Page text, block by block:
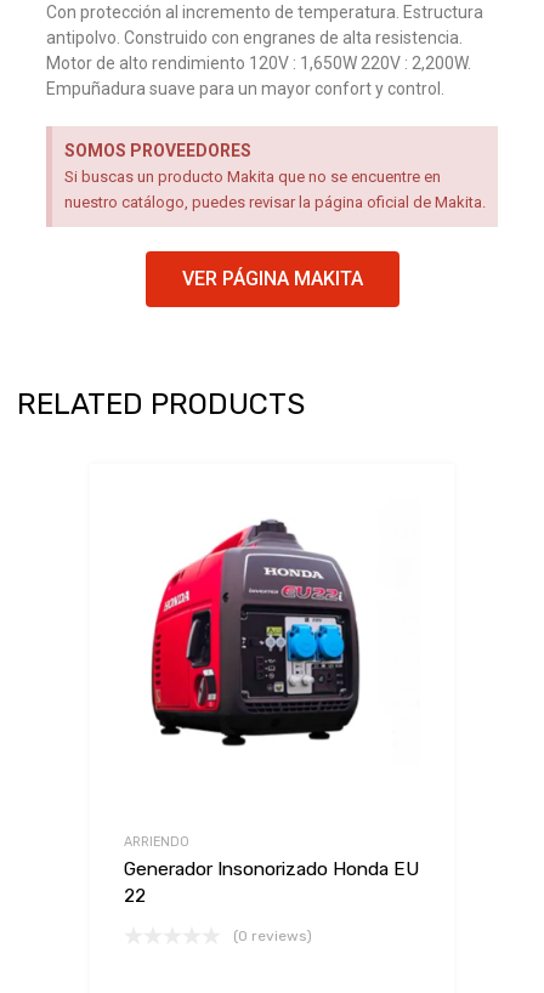
Con protección al incremento de temperatura. Estructura
antipolvo. Construido con engranes de alta resistencia.
Motor de alto rendimiento 120V : 1,650W 220V : 2,200W.
Empuñadura suave para un mayor confort y control.
SOMOS PROVEEDORES
Si buscas un producto Makita que no se encuentre en
nuestro catálogo, puedes revisar la página oficial de Makita.
VER PÁGINA MAKITA
RELATED PRODUCTS
ARRIENDO
Generador Insonorizado Honda EU
22
(0 reviews)